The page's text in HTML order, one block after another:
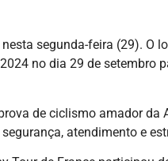
segunda-feira (29). O
no dia 29 de setembro
de ciclismo amador da
atendimento e